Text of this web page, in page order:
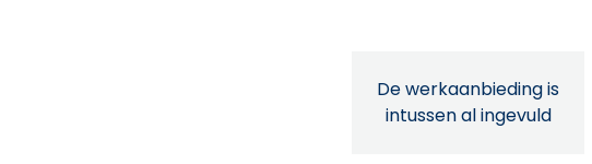
De werkaanbieding is
intussen al ingevuld